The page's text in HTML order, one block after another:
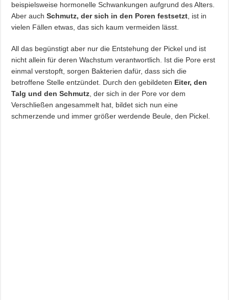
beispielsweise hormonelle Schwankungen aufgrund des Alters.
Aber auchSchmutz, der sich in den Poren festsetzt , ist in
vielen Fällen etwas, das sich kaum vermeiden lässt.
All das begünstigt aber nur die Entstehung der Pickel und ist
nicht allein für deren Wachstum verantwortlich. Ist die Pore erst
einmal verstopft, sorgen Bakterien dafür, dass sich die
betroffene Stelle entzündet. Durch den gebildeten Eiter, den
Talg und den Schmutz , der sich in der Pore vor dem
Verschließen angesammelt hat, bildet sich nun eine
schmerzende und immer größer werdende Beule, den Pickel.